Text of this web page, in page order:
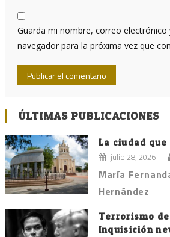
Guarda mi nombre, correo electrónico
navegador para la próxima vez que
ÚLTIMAS PUBLICACIONES
La ciudad
julio 28, 2026
María
Hernández
Terrorismo
Inquisición